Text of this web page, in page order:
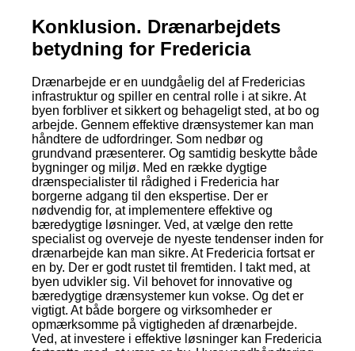
Konklusion. Drænarbejdets
betydning for Fredericia
Drænarbejde er en uundgåelig del af Fredericias
infrastruktur og spiller en central rolle i at sikre. At
byen forbliver et sikkert og behageligt sted, at bo og
arbejde. Gennem effektive drænsystemer kan man
håndtere de udfordringer. Som nedbør og
grundvand præsenterer. Og samtidig beskytte både
bygninger og miljø. Med en række dygtige
drænspecialister til rådighed i Fredericia har
borgerne adgang til den ekspertise. Der er
nødvendig for, at implementere effektive og
bæredygtige løsninger. Ved, at vælge den rette
specialist og overveje de nyeste tendenser inden for
drænarbejde kan man sikre. At Fredericia fortsat er
en by. Der er godt rustet til fremtiden. I takt med, at
byen udvikler sig. Vil behovet for innovative og
bæredygtige drænsystemer kun vokse. Og det er
vigtigt. At både borgere og virksomheder er
opmærksomme på vigtigheden af drænarbejde.
Ved, at investere i effektive løsninger kan Fredericia